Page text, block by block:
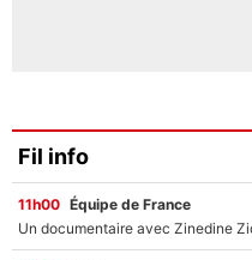
Fil info
11h00 Équipe de France